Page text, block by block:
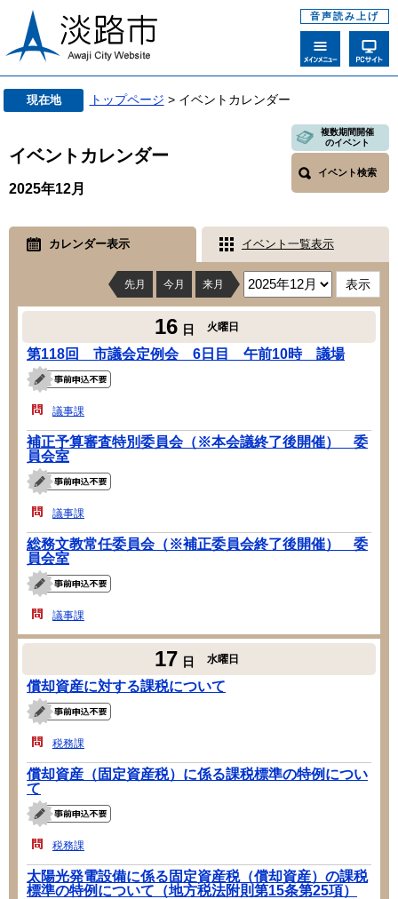
音声読み上げ
現在地 トップページ > イベントカレンダー
イベントカレンダー
複数期間開催
のイベント
イベント検索
2025年12月
カレンダー表示 イベント一覧表示
先月 今月 来月
16 日 火曜日
第118回 市議会定例会 6日目 午前10時 議場
議事課
補正予算審査特別委員会（※本会議終了後開催） 委
員会室
議事課
総務文教常任委員会（※補正委員会終了後開催） 委
員会室
議事課
17 日 水曜日
償却資産に対する課税について
税務課
償却資産（固定資産税）に係る課税標準の特例につい
て
税務課
太陽光発電設備に係る固定資産税（償却資産）の課税
標準の特例について（地方税法附則第15条第25項）